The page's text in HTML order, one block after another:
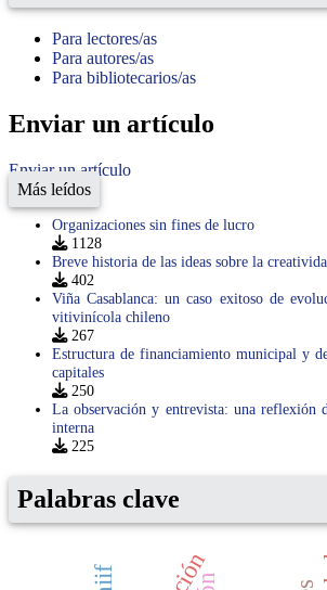
Para lectores/as
Para autores/as
Para bibliotecarios/as
Enviar un artículo
Enviar un artículo
Más leídos
Organizaciones sin fines de lucro
1128
Breve historia de las ideas sobre la
402
Viña Casablanca: un caso exitoso de
vitivinícola chileno
267
Estructura de financiamiento municipal y
capitales
250
La observación y entrevista: una reflexión
interna
225
Palabras clave